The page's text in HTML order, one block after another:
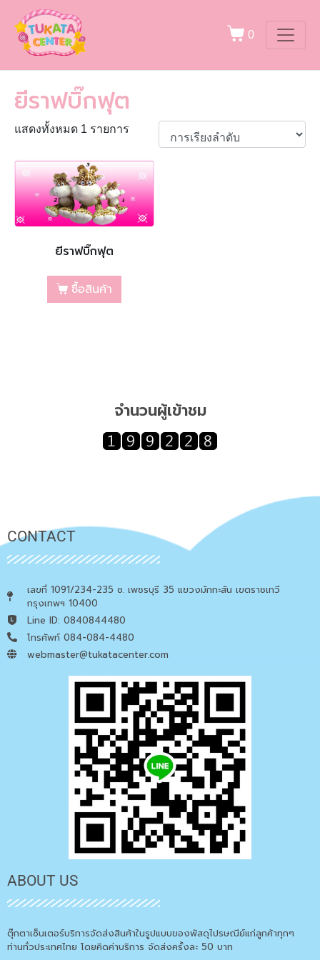
0
ยีราฟบิ๊กฟุต
แสดงทั้งหมด 1 รายการ
ยีราฟบิ๊กฟุต
ซื้อสินค้า
จำนวนผู้เข้าชม
CONTACT
เลขที่ 1091/234-235 ซ. เพชรบุรี 35 แขวงมักกะสัน เขตราชเทวี
กรุงเทพฯ 10400
Line ID: 0840844480
โทรศัพท์ 084-084-4480
webmaster@tukatacenter.com
ABOUT US
ตุ๊กตาเซ็นเตอร์บริการจัดส่งสินค้าในรูปแบบของพัสดุไปรษณีย์แก่ลูกค้าทุกๆ
ท่านทั่วประเทศไทย โดยคิดค่าบริการ จัดส่งครั้งละ 50 บาท